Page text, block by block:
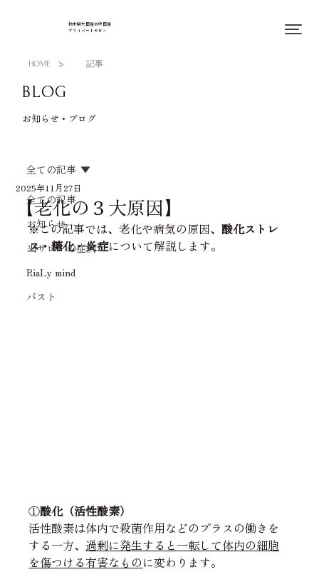
栃木県大田原市中田原
プライベートサロン
全ての記事
お知らせ
当サロンの症例
RiaLy mind
バスト
全ての記事
【老化の３大原因】
2025年11月27日
※この記事では、老化や病気の原因、酸化ストレ
ス・糖化・炎症について解説します。
①酸化（活性酸素）
活性酸素は体内で殺菌作用などのプラスの働きを
する一方、過剰に発生すると一転して体内の細胞
を傷つける有害なものに変わります。
HOME > 記事
BLOG
お知らせ・ブログ